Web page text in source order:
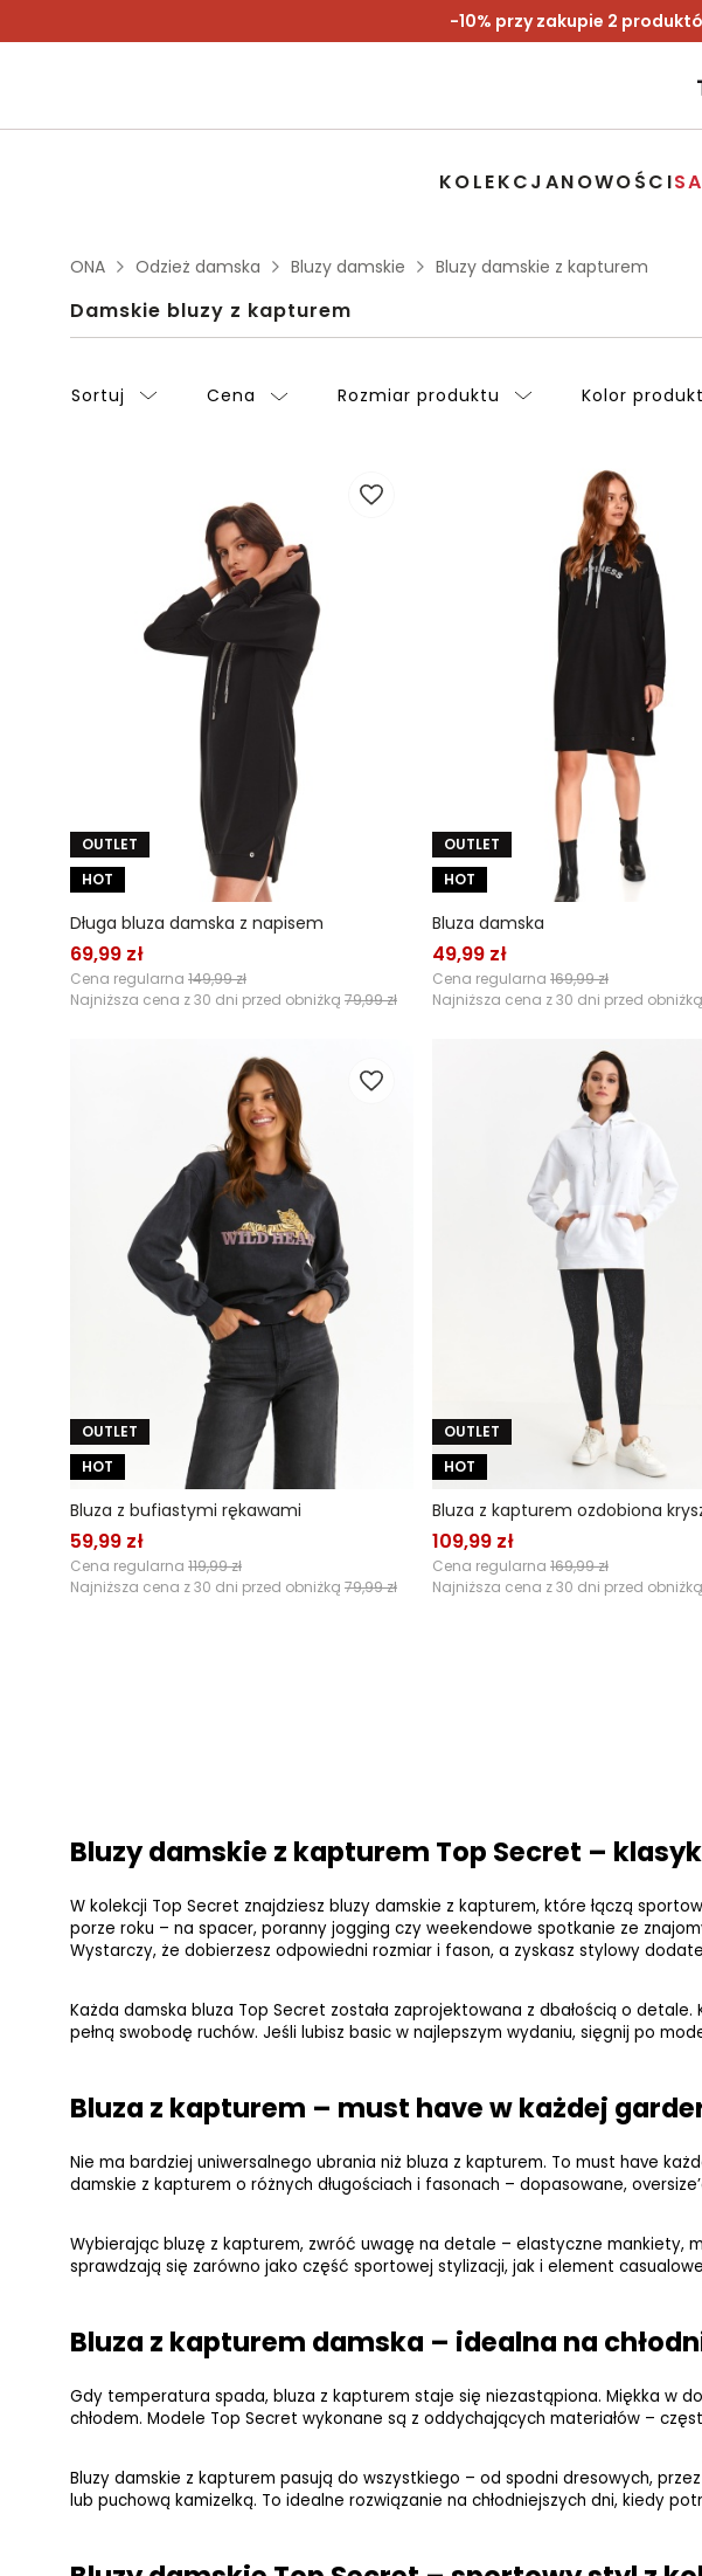
-10% przy zakupie 2
KOLEKCJANOWOŚCI
ONA Odzież damska Bluzy damskie Bluzy damskie z kapturem
Damskie bluzy z kapturem
Sortuj Cena Rozmiar produktu Kolor
OUTLET
HOT
Długa bluza damska z napisem
69,99 zł
Cena regularna 149,99 zł
Najniższa cena z 30 dni przed obniżką 79,99 zł
OUTLET
HOT
Bluza damska
49,99 zł
Cena regularna 169,99 zł
Najniższa cena z 30 dni przed obniżką
OUTLET
HOT
Bluza z bufiastymi rękawami
59,99 zł
Cena regularna 119,99 zł
Najniższa cena z 30 dni przed obniżką 79,99 zł
OUTLET
HOT
Bluza z kapturem ozdobiona
109,99 zł
Cena regularna 169,99 zł
Najniższa cena z 30 dni przed obniżką
Bluzy damskie z kapturem Top Secret –
W kolekcji Top Secret znajdziesz bluzy damskie z kapturem, które łączą
porze roku – na spacer, poranny jogging czy weekendowe spotkanie ze
Wystarczy, że dobierzesz odpowiedni rozmiar i fason, a zyskasz stylowy
Każda damska bluza Top Secret została zaprojektowana z dbałością o
pełną swobodę ruchów. Jeśli lubisz basic w najlepszym wydaniu, sięgnij po
Bluza z kapturem – must have w każdej
Nie ma bardziej uniwersalnego ubrania niż bluza z kapturem. To must have
damskie z kapturem o różnych długościach i fasonach – dopasowane,
Wybierając bluzę z kapturem, zwróć uwagę na detale – elastyczne mankiety,
sprawdzają się zarówno jako część sportowej stylizacji, jak i element
Bluza z kapturem damska – idealna na
Gdy temperatura spada, bluza z kapturem staje się niezastąpiona. Miękka w
chłodem. Modele Top Secret wykonane są z oddychających materiałów –
Bluzy damskie z kapturem pasują do wszystkiego – od spodni dresowych,
lub puchową kamizelką. To idealne rozwiązanie na chłodniejszych dni, kiedy